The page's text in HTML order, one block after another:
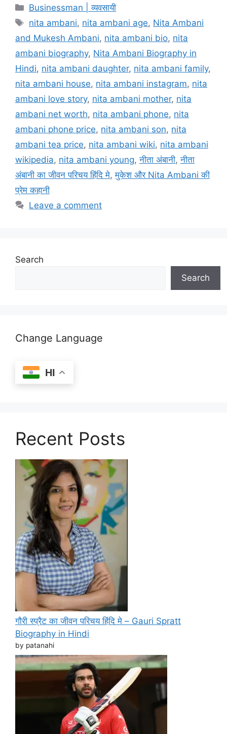
Categories
Businessman | व्यवसायी
Tags
nita ambani, nita ambani age, Nita Ambani
and Mukesh Ambani, nita ambani bio, nita
ambani biography, Nita Ambani Biography in
Hindi, nita ambani daughter, nita ambani family,
nita ambani house, nita ambani instagram, nita
ambani love story, nita ambani mother, nita
ambani net worth, nita ambani phone, nita
ambani phone price, nita ambani son, nita
ambani tea price, nita ambani wiki, nita ambani
wikipedia, nita ambani young,नीता अंबानी,नीता
अंबानी का जीवन परिचय हिंदि मे,मुकेश और Nita Ambani की
प्रेम कहानी
Leave a comment
Search
Search
Change Language
HI
Recent Posts
गौरी स्प्रैट का जीवन परिचय हिंदि मे – Gauri Spratt
Biography in Hindi
by patanahi